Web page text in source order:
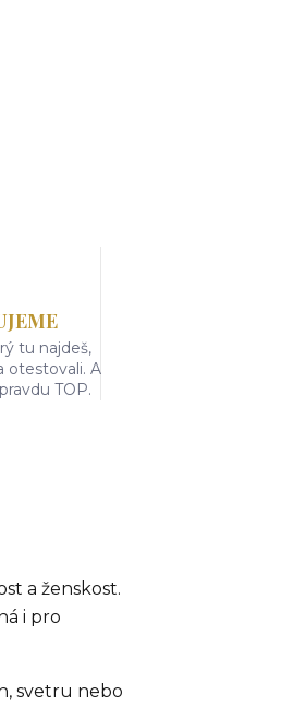
tu najdeš,
otestovali. A
TOP.
a ženskost.
i pro
svetru nebo